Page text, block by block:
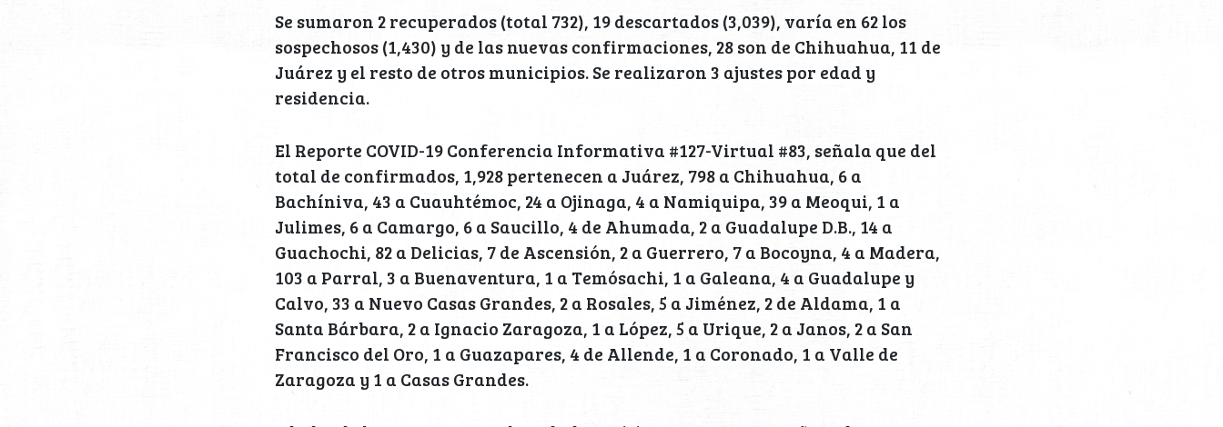
Se sumaron 2 recuperados (total 732), 19 descartados (3,039), varía en 62 los
sospechosos (1,430) y de las nuevas confirmaciones, 28 son de Chihuahua, 11 de
Juárez y el resto de otros municipios. Se realizaron 3 ajustes por edad y
residencia.
El Reporte COVID-19 Conferencia Informativa #127-Virtual #83, señala que del
total de confirmados, 1,928 pertenecen a Juárez, 798 a Chihuahua, 6 a
Bachíniva, 43 a Cuauhtémoc, 24 a Ojinaga, 4 a Namiquipa, 39 a Meoqui, 1 a
Julimes, 6 a Camargo, 6 a Saucillo, 4 de Ahumada, 2 a Guadalupe D.B., 14 a
Guachochi, 82 a Delicias, 7 de Ascensión, 2 a Guerrero, 7 a Bocoyna, 4 a Madera,
103 a Parral, 3 a Buenaventura, 1 a Temósachi, 1 a Galeana, 4 a Guadalupe y
Calvo, 33 a Nuevo Casas Grandes, 2 a Rosales, 5 a Jiménez, 2 de Aldama, 1 a
Santa Bárbara, 2 a Ignacio Zaragoza, 1 a López, 5 a Urique, 2 a Janos, 2 a San
Francisco del Oro, 1 a Guazapares, 4 de Allende, 1 a Coronado, 1 a Valle de
Zaragoza y 1 a Casas Grandes.